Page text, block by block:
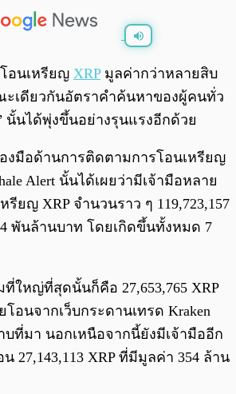
0:00
อนเหรียญ XRPมูลค่ากว่าหลายสิบ
เดียวกันอัตราคำค้นหาของผู้คนทั่ว
นั้นได้พุ่งขึ้นอย่างรุนแรงอีกด้วย
งมือด้านการติดตามการโอนเหรียญ
Alert นั้นได้เผยว่ามีเจ้ามือหลาย
รียญ XRP จำนวนราว ๆ 119,723,157
พันล้านบาท โดยเกิดขึ้นทั้งหมด 7
ใหญ่ที่สุดนั้นก็คือ 27,653,765 XRP
อนจากเว็บกระดานเทรด Kraken
บที่มา นอกเหนือจากนี้ยังมีเจ้ามืออีก
27,143,113 XRP ที่มีมูลค่า 354 ล้าน